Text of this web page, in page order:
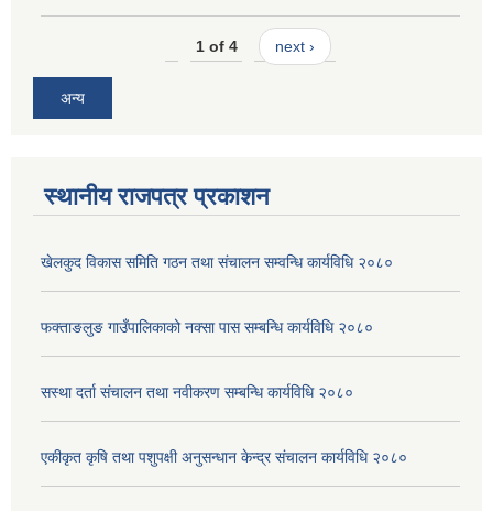
1 of 4 next ›
अन्य
स्थानीय राजपत्र प्रकाशन
खेलकुद विकास समिति गठन तथा संचालन सम्वन्धि कार्यविधि २०८०
फक्ताङलुङ गाउँपालिकाको नक्सा पास सम्बन्धि कार्यविधि २०८०
सस्था दर्ता संचालन तथा नवीकरण सम्बन्धि कार्यविधि २०८०
एकीकृत कृषि तथा पशुपक्षी अनुसन्धान केन्द्र संचालन कार्यविधि २०८०